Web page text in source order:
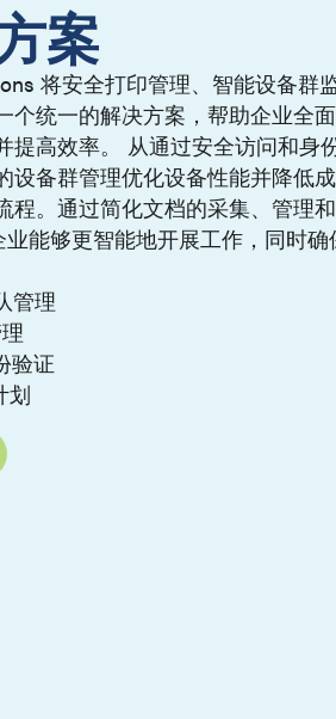
案
将安全打印管理、智能设备群
个统一的解决方案，帮助企业全
提高效率。 从通过安全访问和身
设备群管理优化设备性能并降低
程。通过简化文档的采集、管理
能够更智能地开展工作，同时确
管理
验证
划